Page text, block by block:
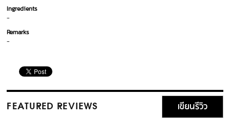
Ingredients
-
Remarks
-
FEATURED REVIEWS เขียนรีวิว